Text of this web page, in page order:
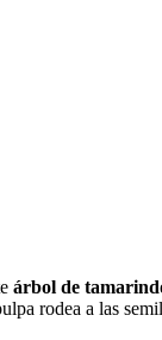
árbol de
rodea a las